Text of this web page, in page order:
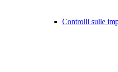
Controlli sulle